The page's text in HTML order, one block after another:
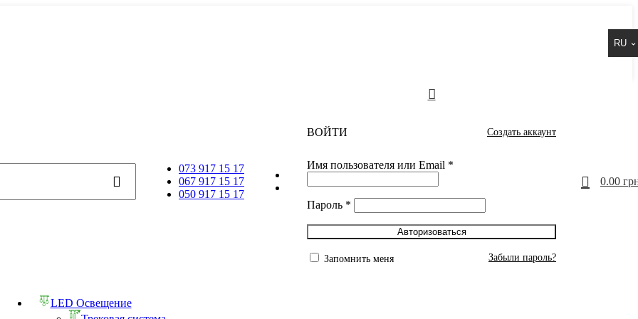
RU
073 917 15 17
067 917 15 17
050 917 15 17
ВОЙТИ Создать аккаунт
Имя пользователя или Email *
Пароль *
Авторизоваться
Забыли пароль?
Запомнить меня
0.00
LED Освещение